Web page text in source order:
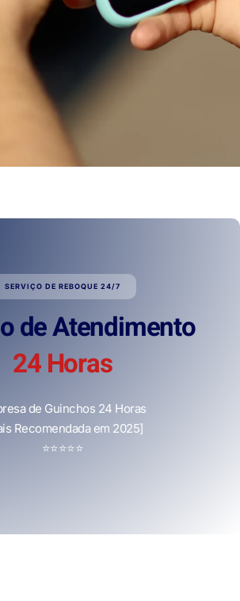
SERVIÇO DE REBOQUE 24/7
de Atendimento
24 Horas
de Guinchos 24 Horas
Recomendada em 2025]
⭐⭐⭐⭐⭐